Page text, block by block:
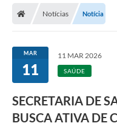
Secretarias
LICITAÇÕES
APP E-MUNICIPIO
Notícias Notícia
MAR
11
11 MAR 2026
SAÚDE
SECRETARIA DE
BUSCA ATIVA DE